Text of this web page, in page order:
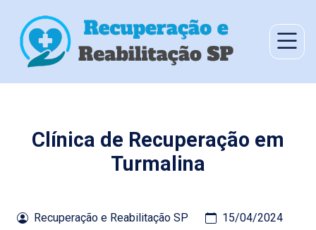
Clínica de Recuperação em
Turmalina
Recuperação e Reabilitação SP 15/04/2024